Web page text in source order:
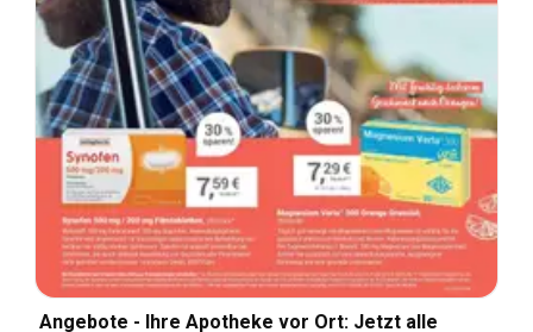
Angebote - Ihre Apotheke vor Ort: Jetzt alle